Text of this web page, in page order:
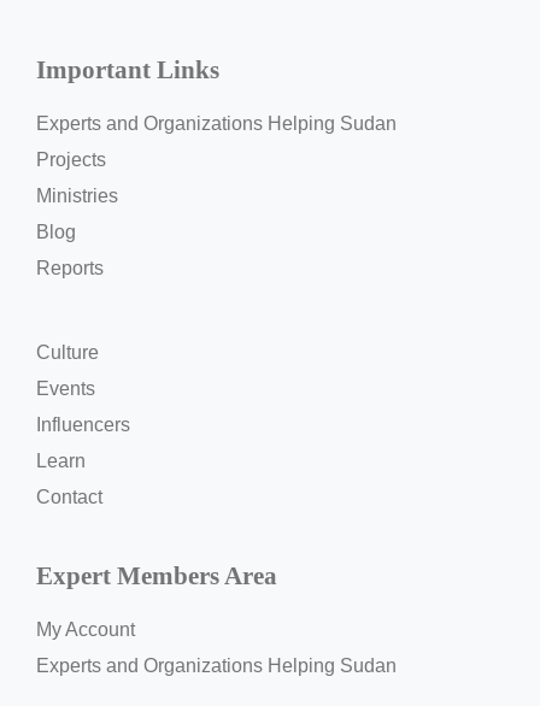
Important Links
Experts and Organizations Helping Sudan
Projects
Ministries
Blog
Reports
Culture
Events
Influencers
Learn
Contact
Expert Members Area
My Account
Experts and Organizations Helping Sudan